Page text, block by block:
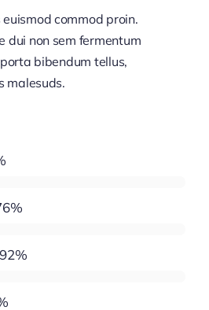
commod proin.
dui non sem fermentum
bibendum tellus,
malesuds.
92%